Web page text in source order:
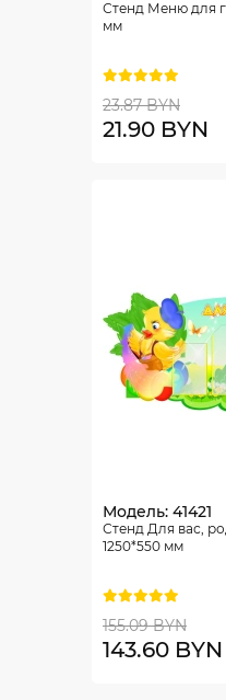
Стенд Меню для
мм
23.87 BYN
21.90 BYN
Модель: 41421
Стенд Для вас,
1250*550 мм
155.09 BYN
143.60 BYN